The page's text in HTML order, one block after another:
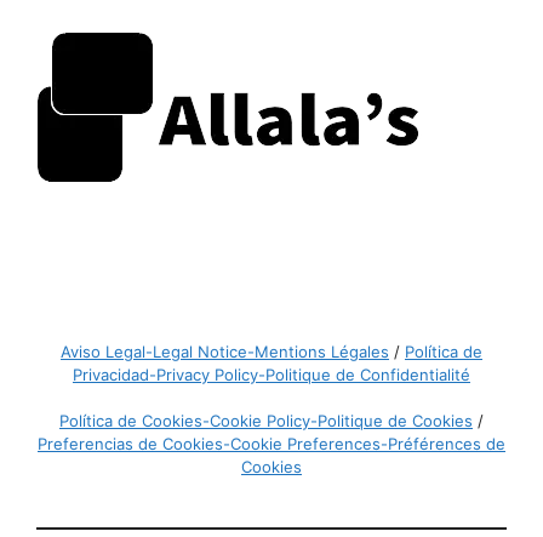
Aviso Legal-Legal Notice-Mentions Légales / Política de
Privacidad-Privacy Policy-Politique de Confidentialité
Política de Cookies-Cookie Policy-Politique de Cookies /
Preferencias de Cookies-Cookie Preferences-Préférences de
Cookies